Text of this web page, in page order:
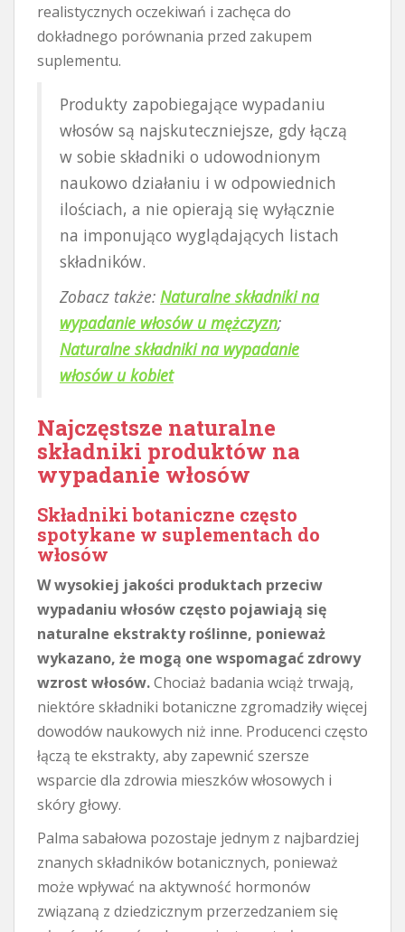
realistycznych oczekiwań i zachęca do
dokładnego porównania przed zakupem
suplementu.
Produkty zapobiegające wypadaniu
włosów są najskuteczniejsze, gdy łączą
w sobie składniki o udowodnionym
naukowo działaniu i w odpowiednich
ilościach, a nie opierają się wyłącznie
na imponująco wyglądających listach
składników.
Zobacz także: Naturalne składniki na
wypadanie włosów u mężczyzn;
Naturalne składniki na wypadanie
włosów u kobiet
Najczęstsze naturalne
składniki produktów na
wypadanie włosów
Składniki botaniczne często
spotykane w suplementach do
włosów
W wysokiej jakości produktach przeciw
wypadaniu włosów często pojawiają się
naturalne ekstrakty roślinne, ponieważ
wykazano, że mogą one wspomagać zdrowy
wzrost włosów.Chociaż badania wciąż trwają,
niektóre składniki botaniczne zgromadziły więcej
dowodów naukowych niż inne. Producenci często
łączą te ekstrakty, aby zapewnić szersze
wsparcie dla zdrowia mieszków włosowych i
skóry głowy.
Palma sabałowa pozostaje jednym z najbardziej
znanych składników botanicznych, ponieważ
może wpływać na aktywność hormonów
związaną z dziedzicznym przerzedzaniem się